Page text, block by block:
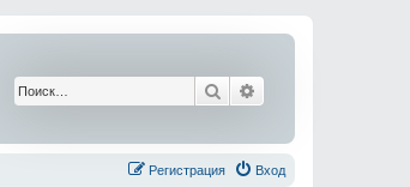
Поиск
Вход
Регистрация